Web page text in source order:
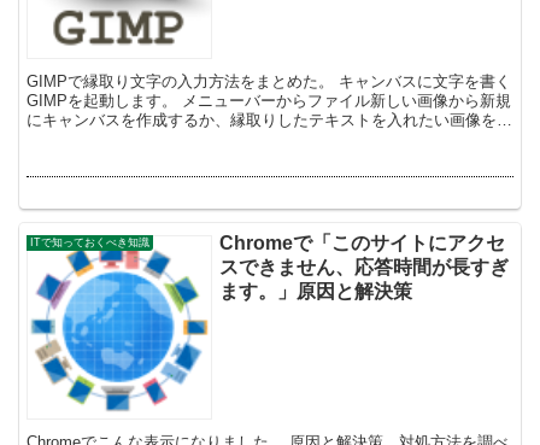
GIMPで縁取り文字の入力方法をまとめた。 キャンバスに文字を書く
GIMPを起動します。 メニューバーからファイル新しい画像から新規
にキャンバスを作成するか、縁取りしたテキストを入れたい画像を開
ITで知っておくべき知識
Chromeで「このサイトにアクセ
スできません、応答時間が長すぎ
ます。」原因と解決策